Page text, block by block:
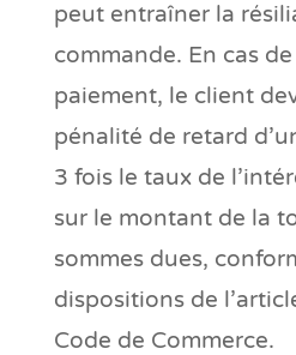
peut entraîner la
commande. En cas
paiement, le client
pénalité de retard
3 fois le taux de
sur le montant de la
sommes dues,
dispositions de
Code de Commerce.